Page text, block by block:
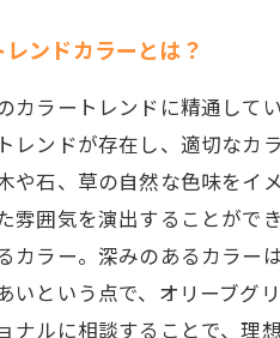
ンドカラーとは？
カラートレンドに精通して
レンドが存在し、適切なカ
や石、草の自然な色味をイ
雰囲気を演出することがで
カラー。深みのあるカラー
いという点で、オリーブグ
ナルに相談することで、理